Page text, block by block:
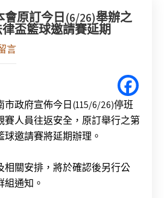
會原訂今日(6/26)舉辦之
盃籃球邀請賽延期
言
市政府宣佈今日(115/6/26)停班
賽人員往返安全，原訂舉行之第
邀請賽將延期辦理。
相關安排，將於確認後另行公
組通知。